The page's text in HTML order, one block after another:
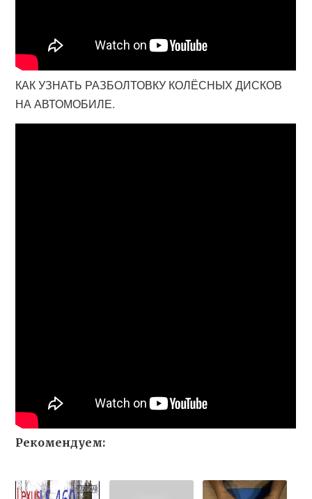
КАК УЗНАТЬ РАЗБОЛТОВКУ КОЛЁСНЫХ ДИСКОВ
НА АВТОМОБИЛЕ.
Рекомендуем: